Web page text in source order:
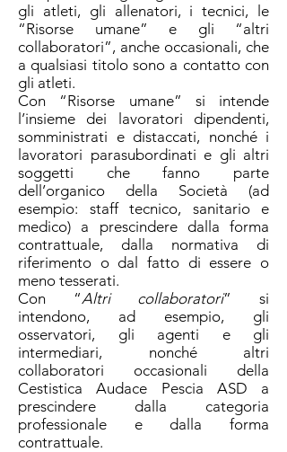
gli atleti, gli allenatori, i tecnici, le
“Risorse umane” e gli “altri
collaboratori”, anche occasionali, che
a qualsiasi titolo sono a contatto con
gli atleti.
Con “Risorse umane” si intende
l’insieme dei lavoratori dipendenti,
somministrati e distaccati, nonché i
lavoratori parasubordinati e gli altri
soggetti che fanno parte
dell’organico della Società (ad
esempio: staff tecnico, sanitario e
medico) a prescindere dalla forma
contrattuale, dalla normativa di
riferimento o dal fatto di essere o
meno tesserati.
Con “Altri collaboratori” si
intendono, ad esempio, gli
osservatori, gli agenti e gli
intermediari, nonché altri
collaboratori occasionali della
Cestistica Audace Pescia ASD a
prescindere dalla categoria
professionale e dalla forma
contrattuale.